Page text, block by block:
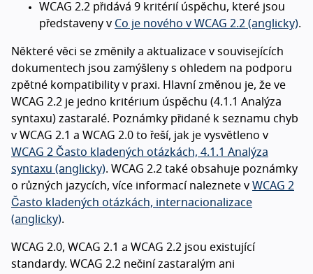
WCAG 2.2 přidává 9 kritérií úspěchu, které jsou
představeny v Co je nového v WCAG 2.2 (anglicky).
Některé věci se změnily a aktualizace v souvisejících
dokumentech jsou zamýšleny s ohledem na podporu
zpětné kompatibility v praxi. Hlavní změnou je, že ve
WCAG 2.2 je jedno kritérium úspěchu (4.1.1 Analýza
syntaxu) zastaralé. Poznámky přidané k seznamu chyb
v WCAG 2.1 a WCAG 2.0 to řeší, jak je vysvětleno v
WCAG 2 Často kladených otázkách, 4.1.1 Analýza
syntaxu (anglicky). WCAG 2.2 také obsahuje poznámky
o různých jazycích, více informací naleznete v WCAG 2
Často kladených otázkách, internacionalizace
(anglicky).
WCAG 2.0, WCAG 2.1 a WCAG 2.2 jsou existující
standardy. WCAG 2.2 nečiní zastaralým ani